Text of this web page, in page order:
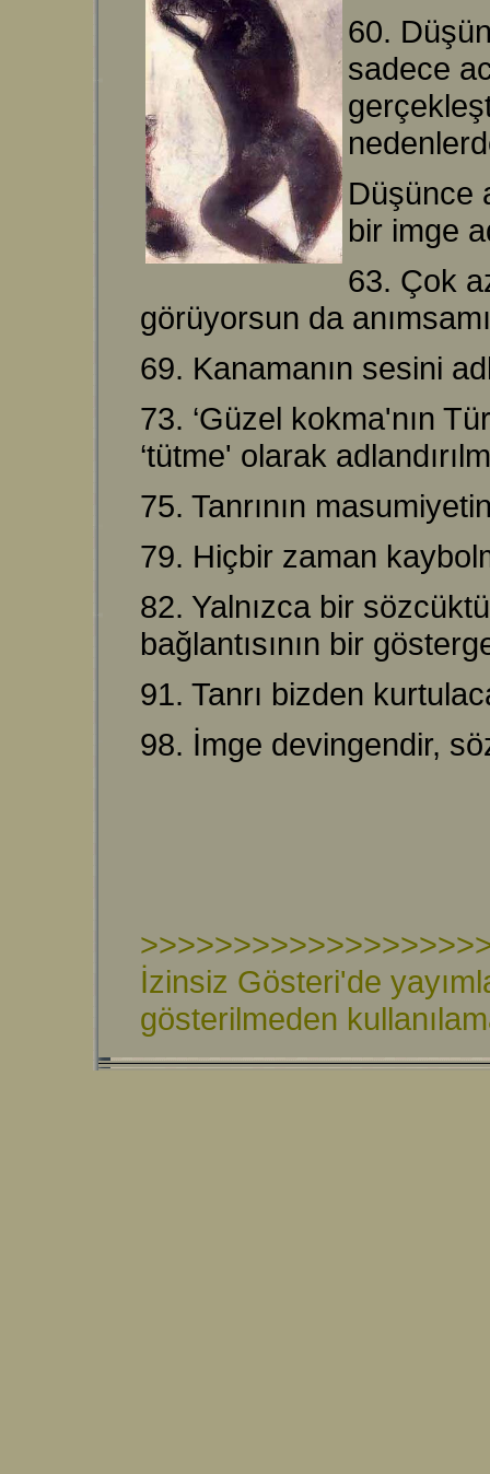
60.
sadece
Düşünce
bir imge
63. Çok
görüyorsun da
69. Kanamanın sesini
73. ‘Güzel kokma'nın
‘tütme' olarak
75. Tanrının
79. Hiçbir zaman
82. Yalnızca bir
bağlantısının bir
91. Tanrı bizden
98. İmge devingendir,
İzinsiz Gösteri'de
gösterilmeden